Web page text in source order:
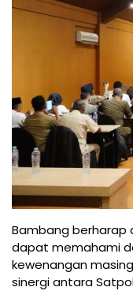
Bambang berharap
dapat memahami
kewenangan
sinergi antara